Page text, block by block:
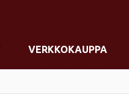
VERKKOKAUPPA